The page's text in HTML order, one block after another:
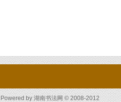
Powered by 湖南书法网 © 2008-2012